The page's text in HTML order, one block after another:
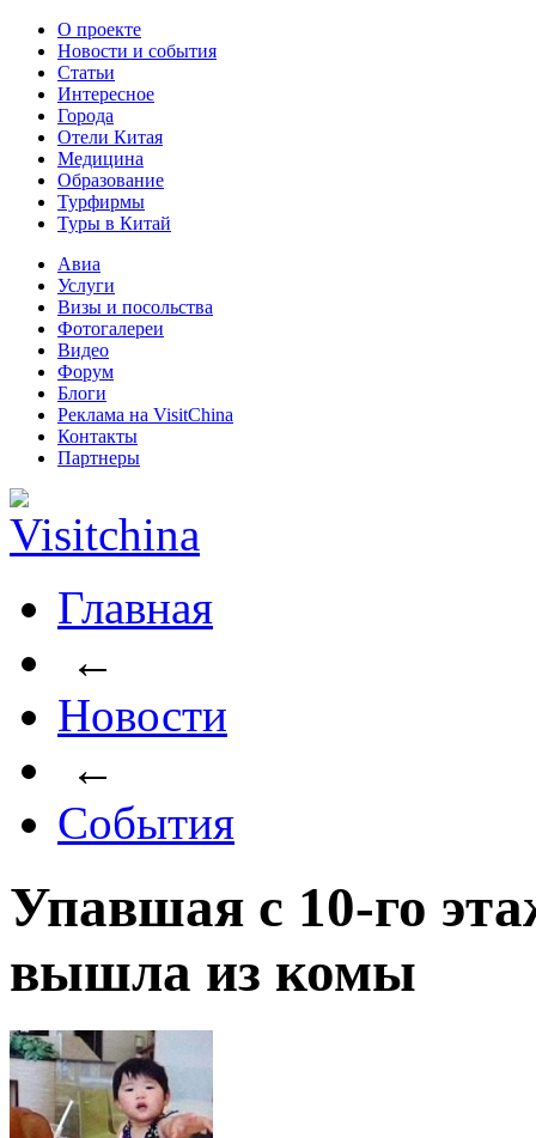
О проекте
Новости и события
Статьи
Интересное
Города
Отели Китая
Медицина
Образование
Турфирмы
Туры в Китай
Авиа
Услуги
Визы и посольства
Фотогалереи
Видео
Форум
Блоги
Реклама на VisitChina
Контакты
Партнеры
Главная
←
Новости
←
События
Упавшая с 10-го
вышла из комы